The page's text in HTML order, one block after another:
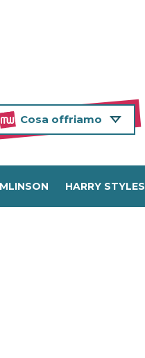
Cosa offriamo
HARRY STYLES